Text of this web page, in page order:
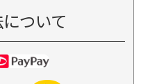
ついて